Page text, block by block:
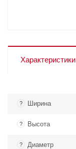
Характеристики
? Ширина
? Высота
? Диаметр